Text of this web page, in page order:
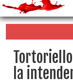
Tortoriello
la